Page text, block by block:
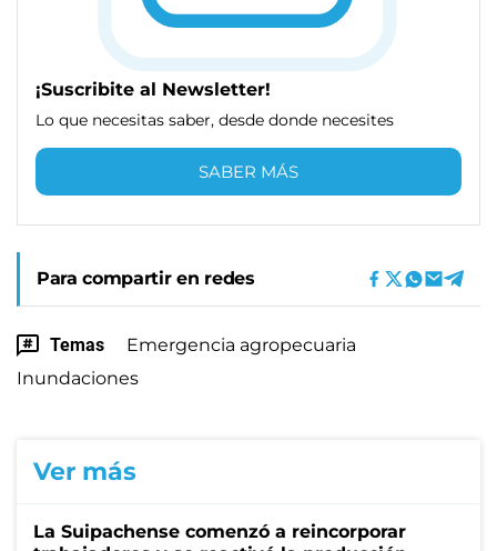
¡Suscribite al Newsletter!
Lo que necesitas saber, desde donde necesites
SABER MÁS
Para compartir en redes
Temas
Emergencia agropecuaria
Inundaciones
Ver más
La Suipachense comenzó a reincorporar